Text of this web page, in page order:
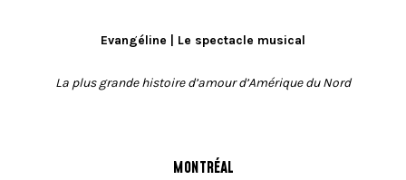
Evangéline | Le spectacle musical
La plus grande histoire d’amour d’Amérique du Nord
MONTRÉAL